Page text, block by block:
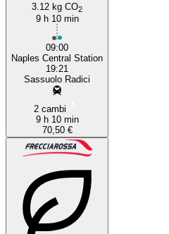
3.12 kg CO2
9 h 10 min
09:00
Naples Central Station
19:21
Sassuolo Radici
2 cambi
9 h 10 min
70,50 €